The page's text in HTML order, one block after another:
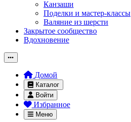
Канзаши
Поделки и мастер-классы
Валяние из шерсти
Закрытое сообщество
Вдохновение
Домой
Каталог
Войти
Избранное
Меню